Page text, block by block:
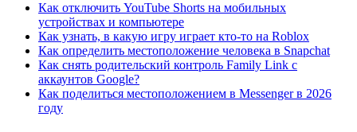
Как отключить YouTube Shorts на мобильных
устройствах и компьютере
Как узнать, в какую игру играет кто-то на Roblox
Как определить местоположение человека в Snapchat
Как снять родительский контроль Family Link с
аккаунтов Google?
Как поделиться местоположением в Messenger в 2026
году